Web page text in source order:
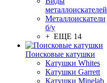
металлоискателей
Металлоискатели
б/у
+ ЕЩЕ 14
Поисковые катушки
Катушки Whites
Катушки Garrett
Катушки Minelab